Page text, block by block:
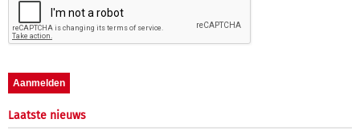
Laatste nieuws